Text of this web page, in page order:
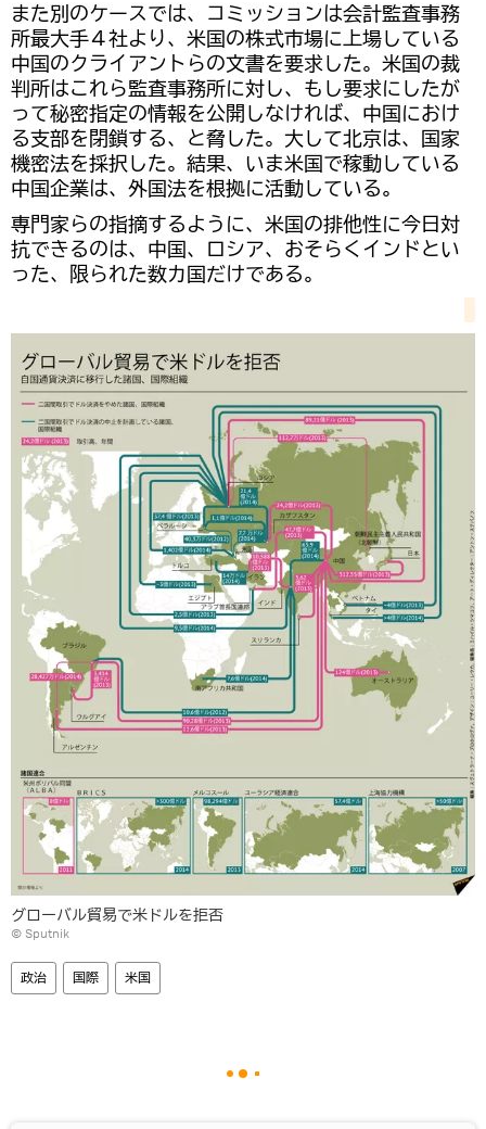
また別のケースでは、コミッションは会計監査事務
所最大手４社より、米国の株式市場に上場している
中国のクライアントらの文書を要求した。米国の裁
判所はこれら監査事務所に対し、もし要求にしたが
って秘密指定の情報を公開しなければ、中国におけ
る支部を閉鎖する、と脅した。大して北京は、国家
機密法を採択した。結果、いま米国で稼動している
中国企業は、外国法を根拠に活動している。
専門家らの指摘するように、米国の排他性に今日対
抗できるのは、中国、ロシア、おそらくインドとい
った、限られた数カ国だけである。
グローバル貿易で米ドルを拒否
© Sputnik
政治 国際 米国